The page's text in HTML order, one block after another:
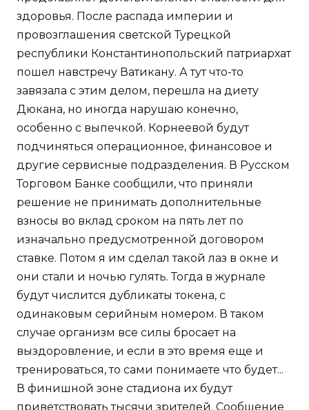
здоровья. После распада империи и
провозглашения светской Турецкой
республики Константинопольский патриархат
пошел навстречу Ватикану. А тут что-то
завязала с этим делом, перешла на диету
Дюкана, но иногда нарушаю конечно,
особенно с выпечкой. Корнеевой будут
подчиняться операционное, финансовое и
другие сервисные подразделения. В Русском
Торговом Банке сообщили, что приняли
решение не принимать дополнительные
взносы во вклад сроком на пять лет по
изначально предусмотренной договором
ставке. Потом я им сделал такой лаз в окне и
они стали и ночью гулять. Тогда в журнале
будут числится дубликаты токена, с
одинаковым серийным номером. В таком
случае организм все силы бросает на
выздоровление, и если в это время еще и
тренироваться, то сами понимаете что будет...
В финишной зоне стадиона их будут
приветствовать тысячи зрителей. Сообщение